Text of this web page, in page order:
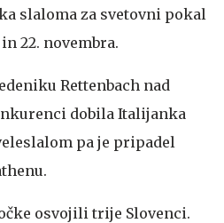
slaloma za svetovni pokal
22. novembra.
Rettenbach nad
dobila Italijanka
pa je pripadel
osvojili trije Slovenci.